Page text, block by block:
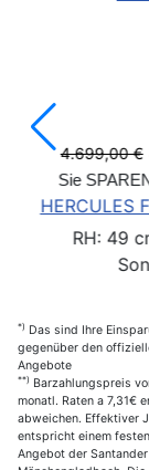
€
I-12
*) Das sind Ihre
gegenüber den
Angebote
**) Barzahlungspreis
monatl. Raten a 7,31€
abweichen. Effektiver
entspricht einem
Angebot der